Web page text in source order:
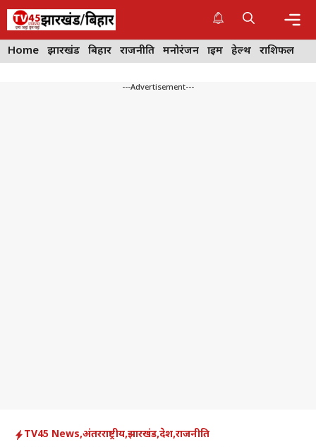
Skip
content
Home झारखंड बिहार राजनीति मनोरंजन क्राइम हेल्थ राशिफल
---Advertisement---
TV45 News,अंतरराष्ट्रीय,झारखंड,देश,राजनीति